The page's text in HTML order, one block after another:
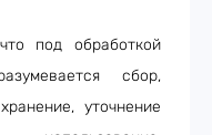
под обработкой
сбор,
уточнение